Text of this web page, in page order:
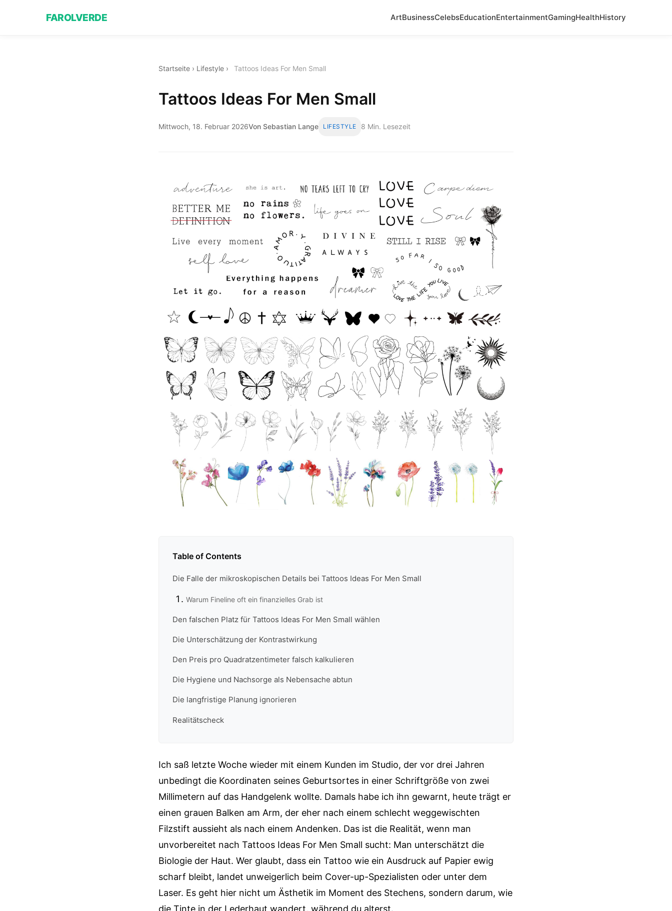
FAROLVERDE ArtBusinessCelebsEducationEntertainmentGamingHealthHistory
Startseite › Lifestyle › Tattoos Ideas For Men Small
Tattoos Ideas For Men Small
Mittwoch, 18. Februar 2026Von Sebastian Lange LIFESTYLE 8 Min. Lesezeit
Table of Contents
Die Falle der mikroskopischen Details bei Tattoos Ideas For Men Small
Warum Fineline oft ein finanzielles Grab ist
Den falschen Platz für Tattoos Ideas For Men Small wählen
Die Unterschätzung der Kontrastwirkung
Den Preis pro Quadratzentimeter falsch kalkulieren
Die Hygiene und Nachsorge als Nebensache abtun
Die langfristige Planung ignorieren
Realitätscheck
Ich saß letzte Woche wieder mit einem Kunden im Studio, der vor drei Jahren
unbedingt die Koordinaten seines Geburtsortes in einer Schriftgröße von zwei
Millimetern auf das Handgelenk wollte. Damals habe ich ihn gewarnt, heute trägt er
einen grauen Balken am Arm, der eher nach einem schlecht weggewischten
Filzstift aussieht als nach einem Andenken. Das ist die Realität, wenn man
unvorbereitet nach Tattoos Ideas For Men Small sucht: Man unterschätzt die
Biologie der Haut. Wer glaubt, dass ein Tattoo wie ein Ausdruck auf Papier ewig
scharf bleibt, landet unweigerlich beim Cover-up-Spezialisten oder unter dem
Laser. Es geht hier nicht um Ästhetik im Moment des Stechens, sondern darum, wie